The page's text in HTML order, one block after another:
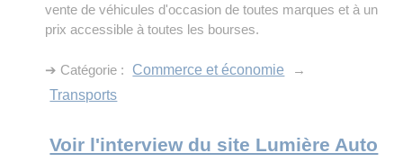
vente de véhicules d'occasion de toutes marques et à un
prix accessible à toutes les bourses.
➔ Catégorie : Commerce et économie
→
Transports
Voir l'interview du site Lumière Auto